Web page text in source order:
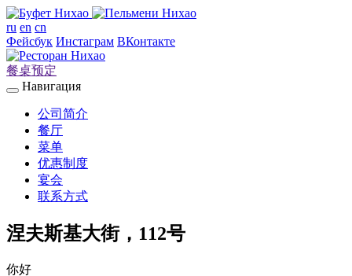
ru en cn
Фейсбук Инстаграм ВКонтакте
餐桌预定
Навигация
公司简介
餐厅
菜单
优惠制度
宴会
联系方式
涅夫斯基大街，112号
你好